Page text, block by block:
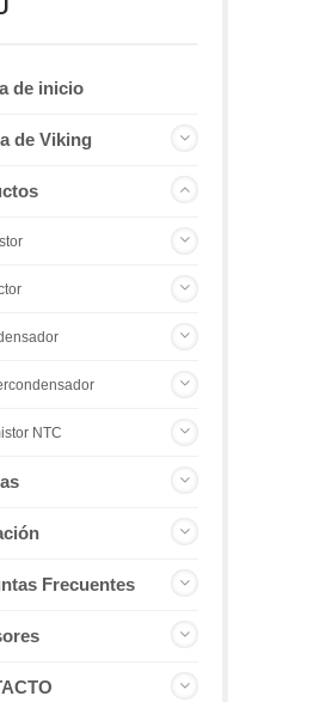
de inicio
de Viking
NTC
Frecuentes